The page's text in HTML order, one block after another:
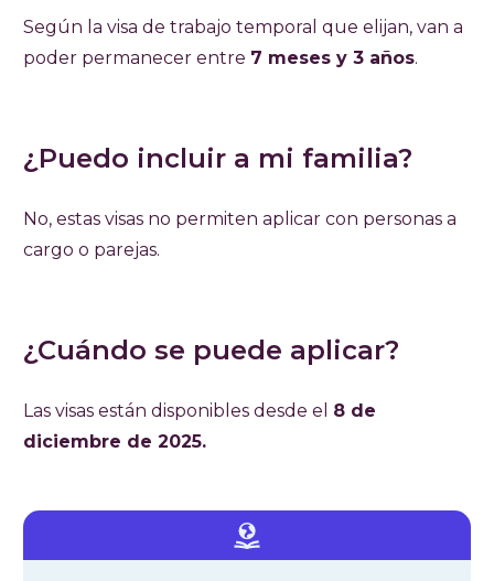
Según la visa de trabajo temporal que elijan, van a
poder permanecer entre 7 meses y 3 años.
¿Puedo incluir a mi familia?
No, estas visas no permiten aplicar con personas a
cargo o parejas.
¿Cuándo se puede aplicar?
Las visas están disponibles desde el 8 de
diciembre de 2025.